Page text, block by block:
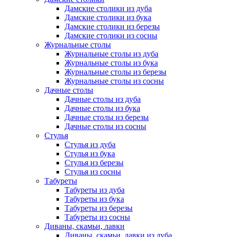
Дамские столики из дуба
Дамские столики из бука
Дамские столики из березы
Дамские столики из сосны
Журнальные столы
Журнальные столы из дуба
Журнальные столы из бука
Журнальные столы из березы
Журнальные столы из сосны
Дачные столы
Дачные столы из дуба
Дачные столы из бука
Дачные столы из березы
Дачные столы из сосны
Стулья
Стулья из дуба
Стулья из бука
Стулья из березы
Стулья из сосны
Табуреты
Табуреты из дуба
Табуреты из бука
Табуреты из березы
Табуреты из сосны
Диваны, скамьи, лавки
Диваны, скамьи, лавки из дуба